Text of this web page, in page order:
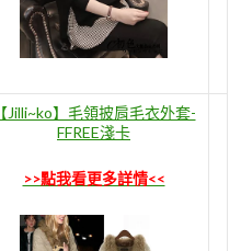
【Jilli~ko】毛領披肩毛衣外套-
FFREE淺卡
>>點我看更多詳情<<